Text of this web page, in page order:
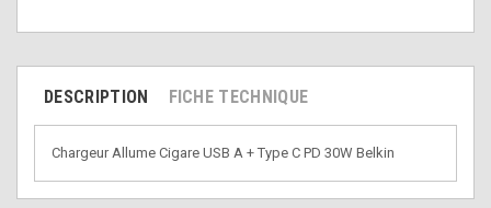
DESCRIPTION FICHE TECHNIQUE
Chargeur Allume Cigare USB A + Type C PD 30W Belkin